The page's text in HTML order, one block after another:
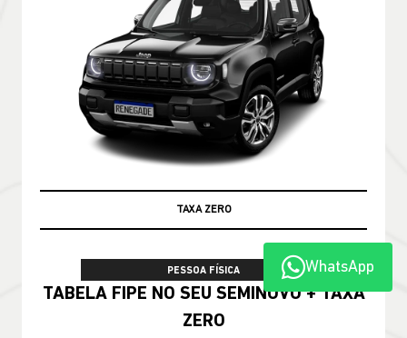
PESSOA FÍSICA
TABELA FIPE NO SEU SEMINOVO + TAXA
ZERO
WhatsApp